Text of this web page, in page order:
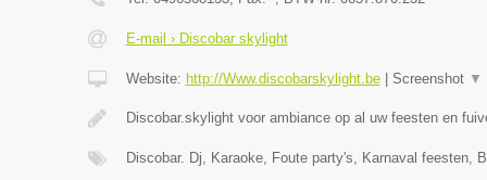
E-mail › Discobar skylight
Website: http://Www.discobarskylight.be| Screenshot ▼
Discobar.skylight voor ambiance op al uw feesten en
Discobar. Dj, Karaoke, Foute party's, Karnaval feesten,